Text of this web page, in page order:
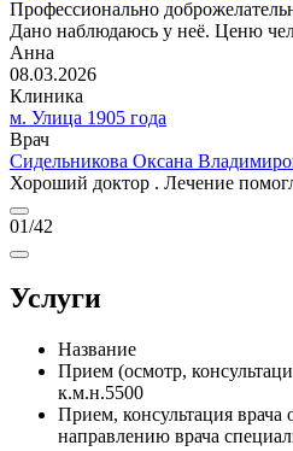
Профессионально
Дано наблюдаюсь у неё. Ценю
Анна
08.03.2026
Клиника
м. Улица 1905 года
Врач
Сидельникова Оксана
Хороший доктор . Лечение
01/42
Услуги
Название
Прием (осмотр,
к.м.н.5500
Прием, консультация врача
направлению врача